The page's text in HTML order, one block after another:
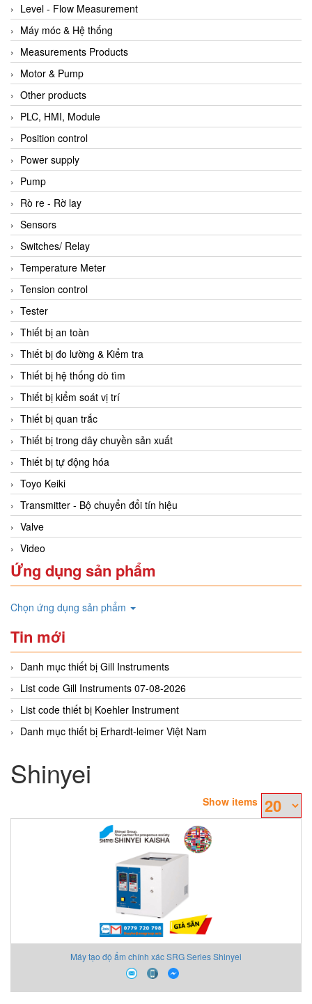
Level - Flow Measurement
Máy móc & Hệ thống
Measurements Products
Motor & Pump
Other products
PLC, HMI, Module
Position control
Power supply
Pump
Rò re - Rờ lay
Sensors
Switches/ Relay
Temperature Meter
Tension control
Tester
Thiết bị an toàn
Thiết bị đo lường & Kiểm tra
Thiết bị hệ thống dò tìm
Thiết bị kiểm soát vị trí
Thiết bị quan trắc
Thiết bị trong dây chuyền sản xuất
Thiết bị tự động hóa
Toyo Keiki
Transmitter - Bộ chuyển đổi tín hiệu
Valve
Video
Ứng dụng sản phẩm
Chọn ứng dụng sản phẩm
Tin mới
Danh mục thiết bị Gill Instruments
List code Gill Instruments 07-08-2026
List code thiết bị Koehler Instrument
Danh mục thiết bị Erhardt-leimer Việt Nam
Shinyei
Show items
Máy tạo độ ẩm chính xác SRG Series Shinyei